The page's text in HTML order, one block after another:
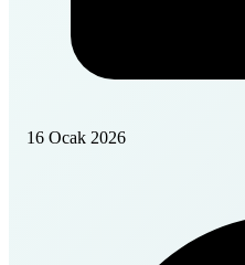
16 Ocak 2026